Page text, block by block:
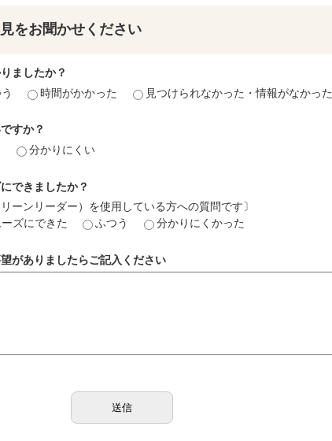
をお聞かせください
ましたか？
時間がかかった 見つけられなかった・情報がなかった
すか？
分かりにくい
できましたか？
ーンリーダー）を使用している方への質問です〕
ーズにできた ふつう 分かりにくかった
がありましたらご記入ください